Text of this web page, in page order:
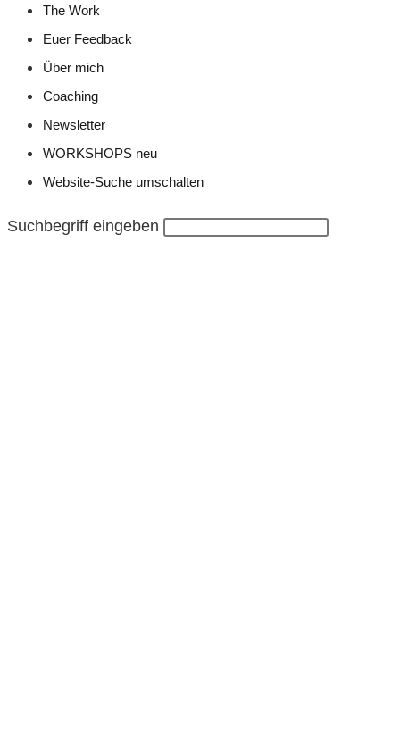
The Work
Euer Feedback
Über mich
Coaching
Newsletter
WORKSHOPS neu
Website-Suche umschalten
Suchbegriff eingeben